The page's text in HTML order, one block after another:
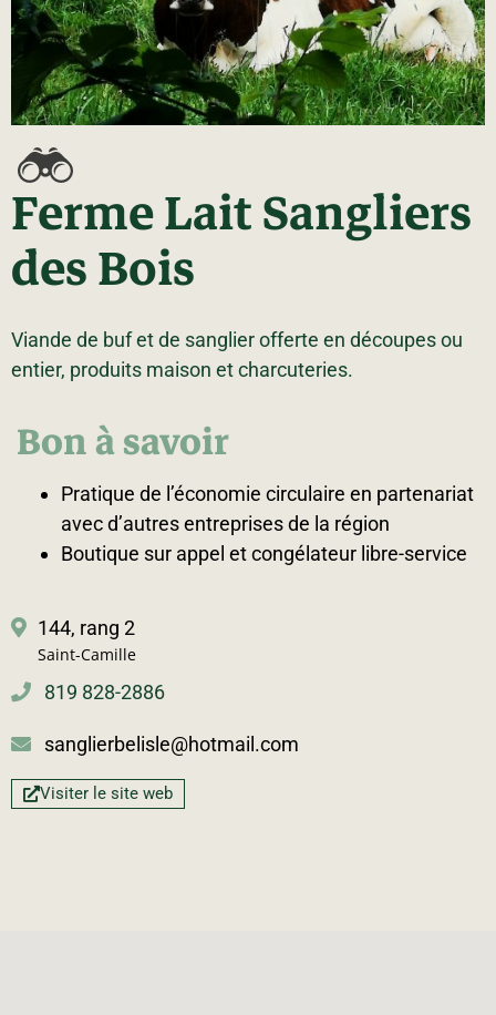
Bénévolat
Communauté d’affaires
Travailleurs autonomes
Coups de cœur
Itinéraires
Pédalez!
Ferme Lait Sangliers
des Bois
Viande de buf et de sanglier offerte en découpes ou
entier, produits maison et charcuteries.
Bon à savoir
Pratique de l’économie circulaire en partenariat
avec d’autres entreprises de la région
Boutique sur appel et congélateur libre-service
144, rang 2
Saint-Camille
819 828-2886
sanglierbelisle@hotmail.com
Visiter le site web